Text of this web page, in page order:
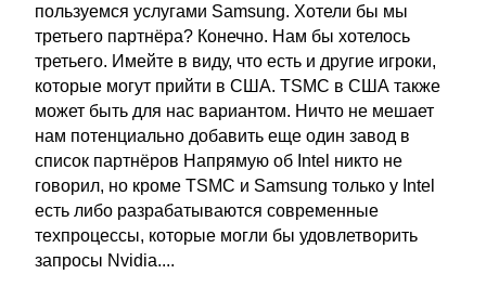
пользуемся услугами Samsung. Хотели бы мы
третьего партнёра? Конечно. Нам бы хотелось
третьего. Имейте в виду, что есть и другие игроки,
которые могут прийти в США. TSMC в США также
может быть для нас вариантом. Ничто не мешает
нам потенциально добавить еще один завод в
список партнёров Напрямую об Intel никто не
говорил, но кроме TSMC и Samsung только у Intel
есть либо разрабатываются современные
техпроцессы, которые могли бы удовлетворить
запросы Nvidia....